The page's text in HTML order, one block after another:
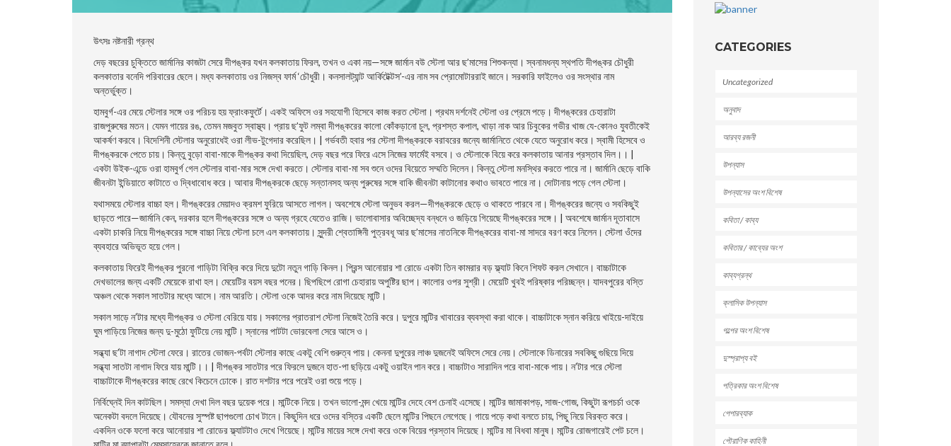
উৎসঃনষ্টনারী গ্রন্থ
দেড় বছরের চুক্তিতে জার্মানির কাজটা সেরে দীপঙ্কর যখন কলকাতায় ফিরল, তখন ও একা নয়—সঙ্গে জার্মান বউ স্টেলা আর ছ’মাসের শিশুকন্যা। স্বনামধন্য স্থপতি দীপঙ্কর চৌধুরী
কলকাতার বনেদি পরিবারের ছেলে। মধ্য কলকাতায় ওর নিজস্ব ফার্ম ‘চৌধুরী। কনসালট্যান্ট আর্কিটেক্টস’-এর নাম সব প্রােমােটাররাই জানে। সরকারি ফাইলেও ওর সংস্থার নাম
অন্তর্ভুক্ত।
হামবুর্গ-এর মেয়ে স্টেলার সঙ্গে ওর পরিচয় হয় ফ্রাংকফুর্টে। একই অফিসে ওর সহযােগী হিসেবে কাজ করত স্টেলা। প্রথম দর্শনেই স্টেলা ওর প্রেমে পড়ে। দীপঙ্করের চেহারাটা
রাজপুরুষের মতন। যেমন গায়ের রঙ, তেমন মজবুত স্বাস্থ্য। প্রায় ছ’ফুট লম্বা দীপঙ্করের কালাে কোঁকড়ানাে চুল, প্রশস্ত কপাল, খাড়া নাক আর চিবুকের গভীর খাজ যে-কোনও যুবতীকেই
আকর্ষণ করবে। বিদেশিনী স্টেলার অনুরােধেই ওরা লীভ-টুগেদার করেছিল। | গর্ভবতী হবার পর স্টেলা দীপঙ্করকে বরাবরের জন্যে জার্মানিতে থেকে যেতে অনুরােধ করে। স্বামী হিসেবে ও
দীপঙ্করকে পেতে চায়। কিন্তু বুড়াে বাবা-মাকে দীপঙ্কর কথা দিয়েছিল, দেড় বছর পরে ফিরে এসে নিজের ফার্মেই বসবে। ও স্টেলাকে বিয়ে করে কলকাতায় আনার প্রস্তাব দিল।। |
একটা উইক-এন্ডে ওরা হামবুর্গ গেল স্টেলার বাবা-মার সঙ্গে দেখা করতে। স্টেলার বাবা-মা সব শুনে ওদের বিয়েতে সম্মতি দিলেন। কিন্তু স্টেলা মনস্থির করতে পারে না। জার্মানি ছেড়ে বাকি
জীবনটা ইন্ডিয়াতে কাটাতে ও দ্বিধাবােধ করে। আবার দীপঙ্করকে ছেড়ে সন্তানসহ অন্য পুরুষের সঙ্গে বাকি জীবনটা কাটানাের কথাও ভাবতে পারে না। দোটানায় পড়ে গেল স্টেলা।
যথাসময়ে স্টেলার বাচ্চা হল। দীপঙ্করের মেয়াদও ক্রমশ ফুরিয়ে আসতে লাগল। অবশেষে স্টেলা অনুভব করল—দীপঙ্করকে ছেড়ে ও থাকতে পারবে না। দীপঙ্করের জন্যে ও সবকিছুই
ছাড়তে পারে—জার্মানি কেন, দরকার হলে দীপঙ্করের সঙ্গে ও অন্য গ্রহে যেতেও রাজি। ভালােবাসার অবিচ্ছেদ্য বন্ধনে ও জড়িয়ে গিয়েছে দীপঙ্করের সঙ্গে। | অবশেষে জার্মান দূতাবাসে
একটা চাকরি নিয়ে দীপঙ্করের সঙ্গে বাচ্চা নিয়ে স্টেলা চলে এল কলকাতায়। সুন্দরী শ্বেতাঙ্গিনী পুত্রবধূ আর ছ’মাসের নাতনিকে দীপঙ্করের বাবা-মা সাদরে বরণ করে নিলেন। স্টেলা ওঁদের
ব্যবহারে অভিভূত হয়ে গেল।
কলকাতায় ফিরেই দীপঙ্কর পুরনাে গাড়িটা বিক্রি করে দিয়ে দুটো নতুন গাড়ি কিনল। প্রিন্স আনােয়ার শা রােডে একটা তিন কামরার বড় ফ্ল্যাট কিনে শিফট করল সেখানে। বাচ্চাটাকে
দেখভালের জন্য একটি মেয়েকে রাখা হল। মেয়েটির বয়স বছর পনের। ছিপছিপে রােগা চেহারায় অপুষ্টির ছাপ। কালাের ওপর সুশ্রী। মেয়েটি খুবই পরিষ্কার পরিচ্ছন্ন। যাদবপুরের বস্তি
অঞ্চল থেকে সকাল সাতটার মধ্যে আসে। নাম আরতি। স্টেলা ওকে আদর করে নাম দিয়েছে মান্টি।
সকাল সাড়ে ন’টার মধ্যে দীপঙ্কর ও স্টেলা বেরিয়ে যায়। সকালের প্রাতরাশ স্টেলা নিজেই তৈরি করে। দুপুরে মান্টির খাবারের ব্যবস্থা করা থাকে। বাচ্চাটাকে স্নান করিয়ে খাইয়ে-দাইয়ে
ঘুম পাড়িয়ে নিজের জন্য দু-মুঠো ফুটিয়ে নেয় মান্টি। স্নানের পাটটা ভােরবেলা সেরে আসে ও।
সন্ধ্যা ছ’টা নাগাদ স্টেলা ফেরে। রাতের ভােজন-পর্বটা স্টেলার কাছে একটু বেশি গুরুত্ব পায়। কেননা দুপুরের লাঞ্চ দুজনেই অফিসে সেরে নেয়। স্টেলাকে ডিনারের সবকিছু গুছিয়ে দিয়ে
সন্ধ্যা সাতটা নাগাদ ফিরে যায় মান্টি।। | দীপঙ্কর সাতটার পরে ফিরলে দুজনে হাত-পা ছড়িয়ে একটু ওয়াইন পান করে। বাচ্চাটাও সারাদিন পরে বাবা-মাকে পায়। ন’টার পরে স্টেলা
বাচ্চাটাকে দীপঙ্করের কাছে রেখে কিচেনে ঢােকে। রাত দশটার পরে পরেই ওরা শুয়ে পড়ে।
নির্বিঘ্নেই দিন কাটছিল। সমস্যা দেখা দিল বছর দুয়েক পরে। মান্টিকে নিয়ে। তখন ভালাে-মন্দ খেয়ে মান্টির দেহে বেশ চেনাই এসেছে। মান্টির জামাকাপড়, সাজ-গােজ, কিছুটা রূপচর্চা ওকে
অনেকটা বদলে দিয়েছে। যৌবনের সুস্পষ্ট ছাপগুলাে চোখ টানে। কিছুদিন ধরে ওদের বস্তির একটি ছেলে মান্টির পিছনে লেগেছে। গায়ে পড়ে কথা বলতে চায়, পিছু নিয়ে বিরক্ত করে।
একদিন ওকে ফলাে করে আনােয়ার শা রােডের ফ্ল্যাটটাও দেখে গিয়েছে। মান্টির মায়ের সঙ্গে দেখা করে ওকে বিয়ের প্রস্তাব দিয়েছে। মান্টির মা বিধবা মানুষ। মান্টির রােজগারেই পেট চলে।
CATEGORIES
Uncategorized
অনুবাদ
আরব্য রজনী
উপন্যাস
উপন্যাসের অংশ বিশেষ
কবিতা / কাব্য
কবিতার / কাব্যের অংশ
কাব্যগ্রন্থ
ক্লাসিক উপন্যাস
গল্পের অংশ বিশেষ
দুস্প্রাপ্য বই
পত্রিকার অংশ বিশেষ
পেপারব্যাক
পৌরাণিক কাহিনী